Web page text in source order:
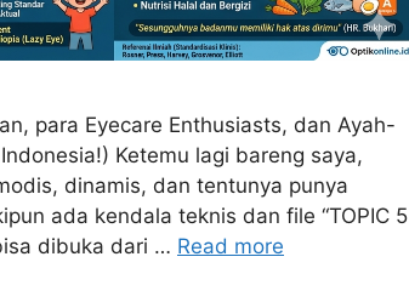
para Eyecare Enthusiasts, dan Ayah-
Ketemu lagi bareng saya,
dinamis, dan tentunya punya
ada kendala teknis dan file “TOPIC 5
dibuka dari … Read more